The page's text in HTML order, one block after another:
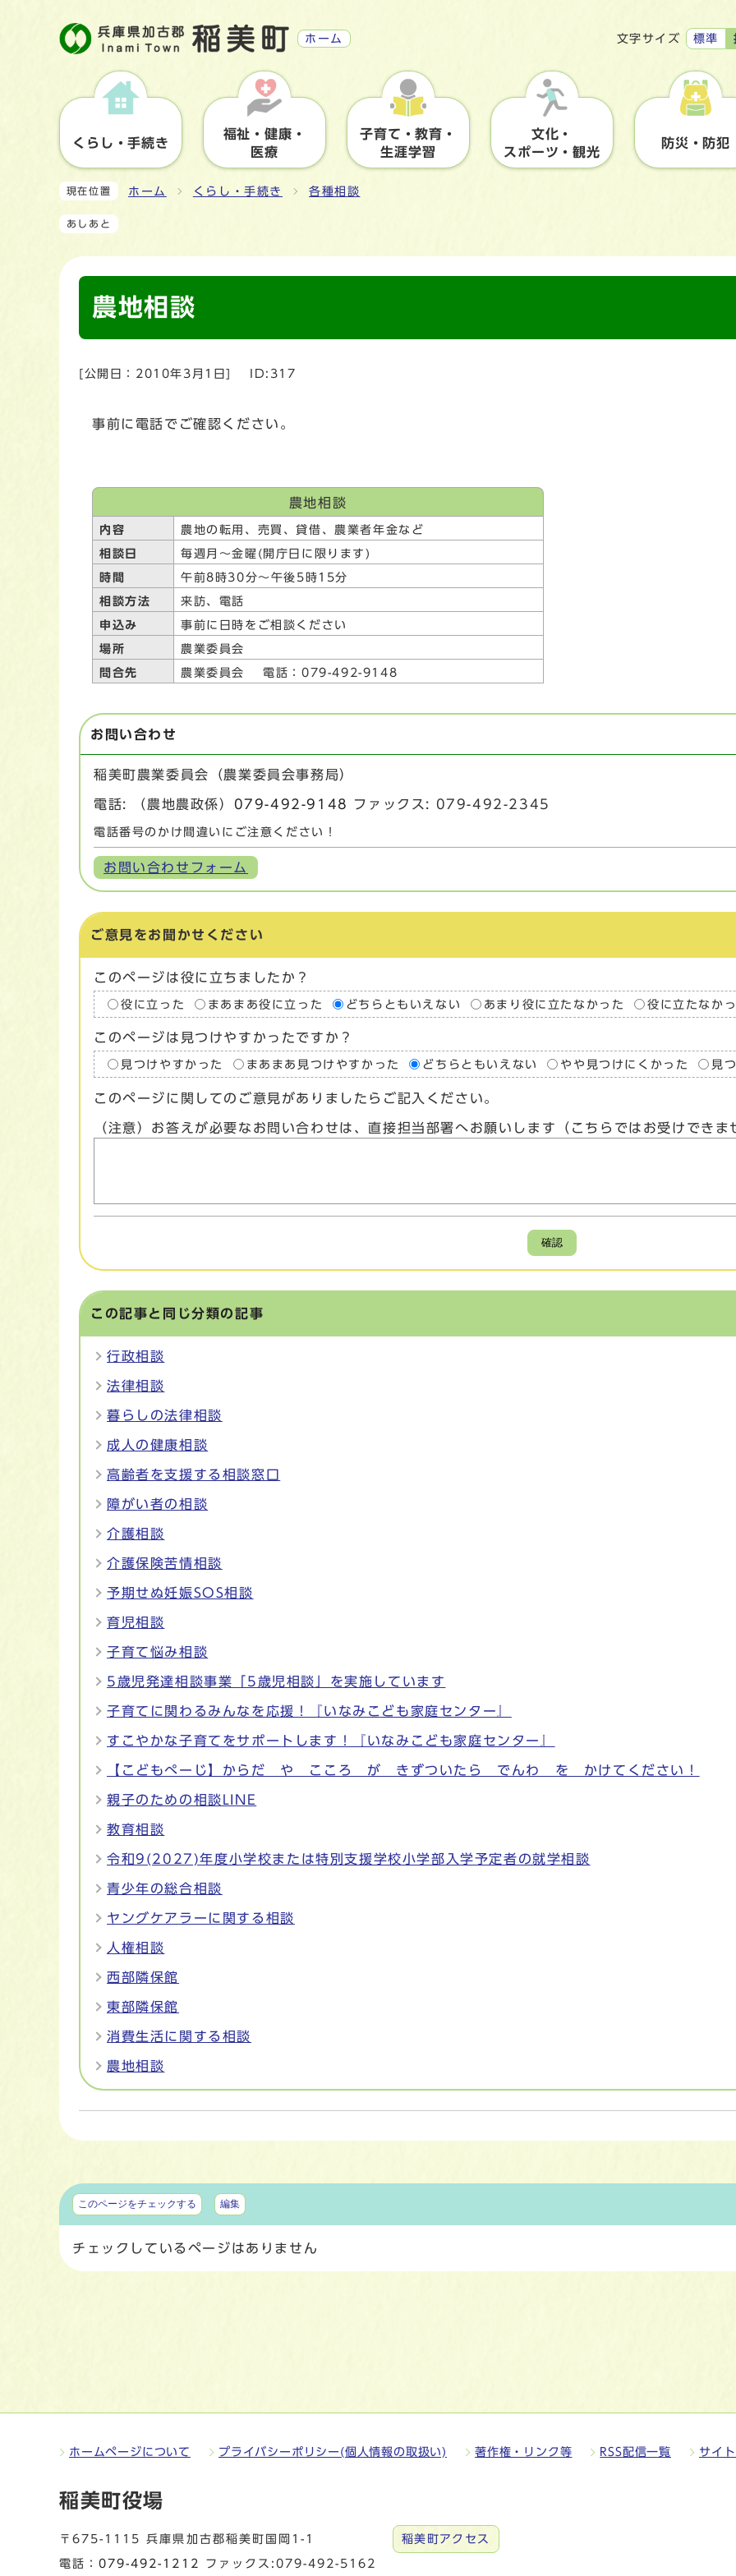
ホーム 文字サイズ 標準
くらし・手続き
福祉・健康・
医療
子育て・教育・
生涯学習
文化・
スポーツ・観光
防災・防犯
現在位置 ホーム くらし・手続き 各種相談
あしあと
農地相談
[公開日： 2010年3月1日 ID:317
事前に電話でご確認ください。
農地相談
内容 農地の転用、売買、貸借、農業者年金など
相談日 毎週月～金曜(開庁日に限ります)
時間 午前8時30分～午後5時15分
相談方法 来訪、電話
申込み 事前に日時をご相談ください
場所 農業委員会
問合先 農業委員会 電話：079-492-9148
お問い合わせ
稲美町農業委員会（農業委員会事務局）
電話: （農地農政係） 079-492-9148 ファックス: 079-492-2345
電話番号のかけ間違いにご注意ください！
お問い合わせフォーム
ご意見をお聞かせください
このページは役に立ちましたか？
役に立った まあまあ役に立った どちらともいえない あまり役に立たなかった 役に立たなか
このページは見つけやすかったですか？
見つけやすかった まあまあ見つけやすかった どちらともいえない やや見つけにくかった 見
このページに関してのご意見がありましたらご記入ください。
（注意）お答えが必要なお問い合わせは、直接担当部署へお願いします（こちらではお受けできま
確認
この記事と同じ分類の記事
行政相談
法律相談
暮らしの法律相談
成人の健康相談
高齢者を支援する相談窓口
障がい者の相談
介護相談
介護保険苦情相談
予期せぬ妊娠SOS相談
育児相談
子育て悩み相談
5歳児発達相談事業「5歳児相談」を実施しています
子育てに関わるみんなを応援！『いなみこども家庭センター』
すこやかな子育てをサポートします！『いなみこども家庭センター』
【こどもぺーじ】からだ や こころ が きずついたら でんわ を かけてください！
親子のための相談LINE
教育相談
令和9(2027)年度小学校または特別支援学校小学部入学予定者の就学相談
青少年の総合相談
ヤングケアラーに関する相談
人権相談
西部隣保館
東部隣保館
消費生活に関する相談
農地相談
マイページ
このページをチェックする 編集
チェックしているページはありません
ホームページについて プライバシーポリシー(個人情報の取扱い) 著作権・リンク等 RSS配信一覧 サイ
稲美町役場
〒675-1115 兵庫県加古郡稲美町国岡1-1 稲美町アクセス
電話：079-492-1212 ファックス:079-492-5162